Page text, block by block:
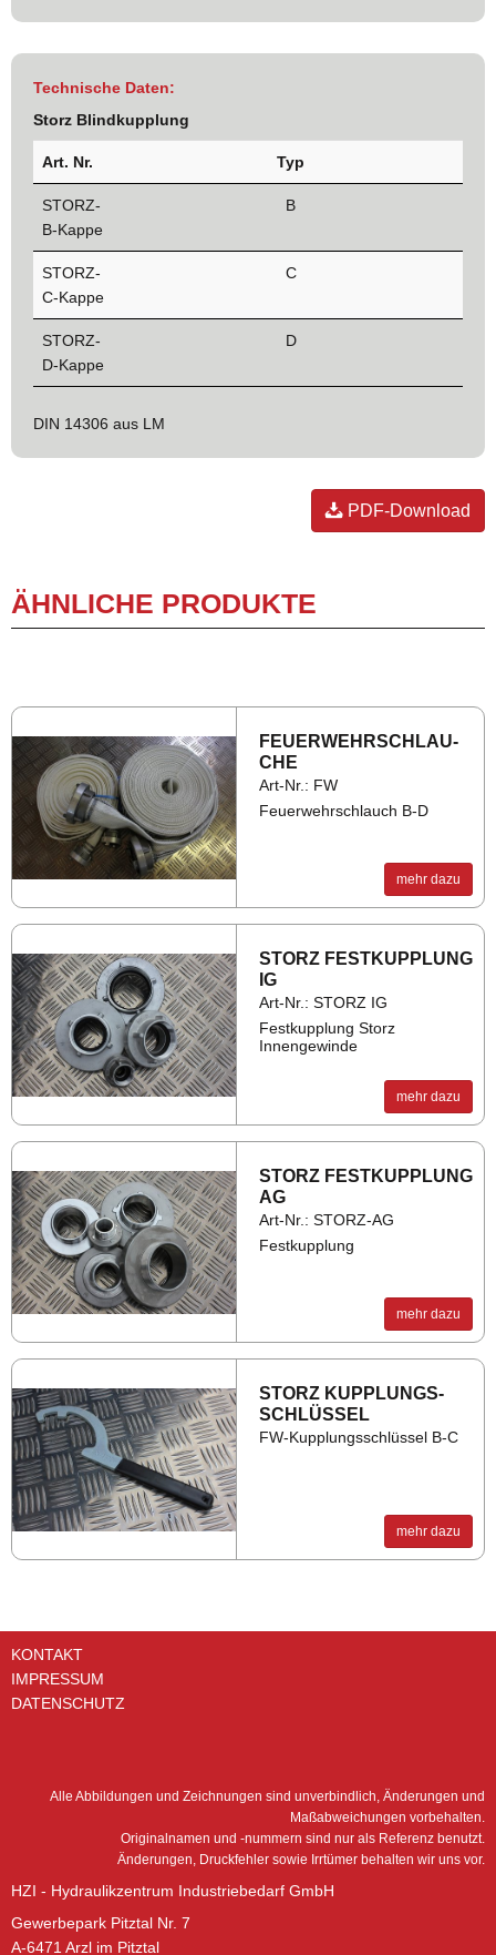
Technische Daten:
Storz Blindkupplung
Art. Nr. Typ
STORZ-
B-Kappe
B
STORZ-
C-Kappe
C
STORZ-
D-Kappe
D
DIN 14306 aus LM
PDF-Download
ÄHNLICHE PRODUKTE
FEU­ER­WEHR­SCHLAU­
CHE
Art-Nr.: FW
Feuerwehrschlauch B-D
mehr dazu
STORZ FEST­KUPP­LUNG
IG
Art-Nr.: STORZ IG
Festkupplung Storz
Innengewinde
mehr dazu
STORZ FEST­KUPP­LUNG
AG
Art-Nr.: STORZ-AG
Festkupplung
mehr dazu
STORZ KUPP­LUNGS­
SCHLÜS­SEL
FW-Kupplungsschlüssel B-C
mehr dazu
KONTAKT
IMPRESSUM
DATENSCHUTZ
Alle Abbildungen und Zeichnungen sind unverbindlich, Änderungen und
Maßabweichungen vorbehalten.
Originalnamen und -nummern sind nur als Referenz benutzt.
Änderungen, Druckfehler sowie Irrtümer behalten wir uns vor.
HZI - Hydraulikzentrum Industriebedarf GmbH
Gewerbepark Pitztal Nr. 7
A-6471 Arzl im Pitztal